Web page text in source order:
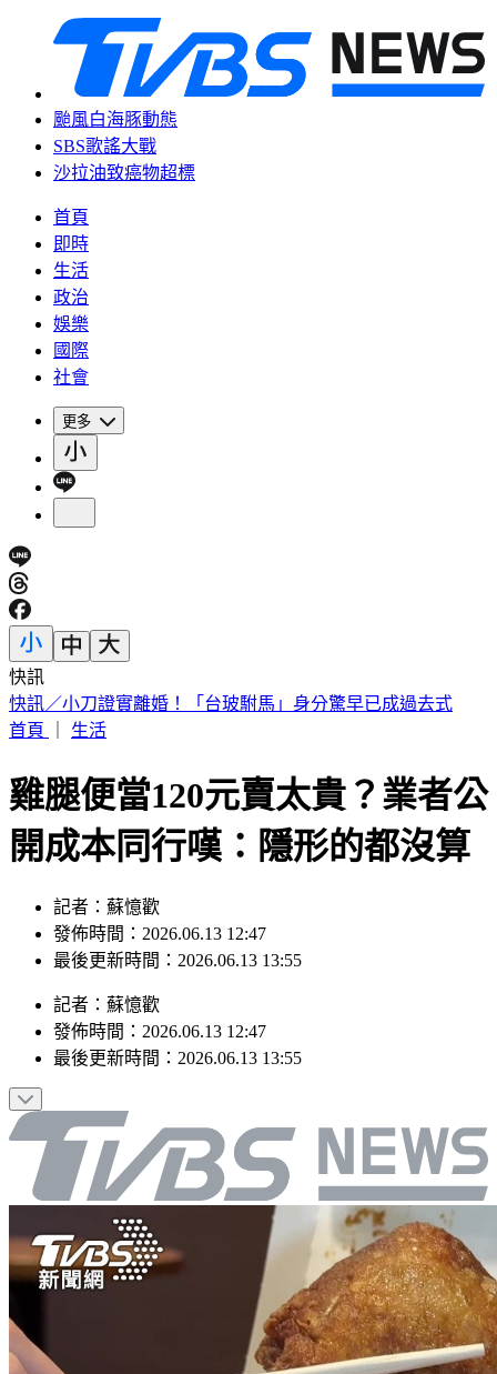
颱風白海豚動態
SBS歌謠大戰
沙拉油致癌物超標
首頁
即時
生活
政治
娛樂
國際
社會
更多
快訊
快訊／小刀證實離婚！「台玻駙馬」身分驚早已成過去式
首頁
生活
雞腿便當120元賣太貴？業者公
開成本同行嘆：隱形的都沒算
記者：蘇憶歡
發佈時間：2026.06.13 12:47
最後更新時間：2026.06.13 13:55
記者 ： 蘇憶歡
發佈時間： 2026.06.13 12:47
最後更新時間： 2026.06.13 13:55